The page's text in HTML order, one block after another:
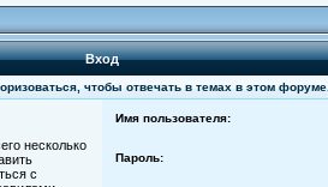
Вход
чтобы отвечать в темах в этом форуме.
несколько
с
Имя пользователя:
Пароль: